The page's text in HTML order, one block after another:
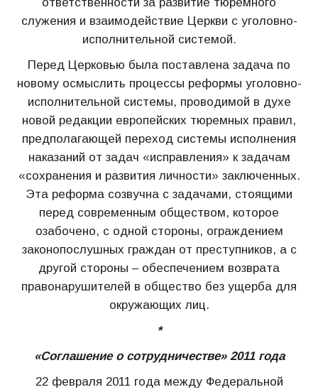
служения и взаимодействие Церкви с уголовно-
исполнительной системой.
Перед Церковью была поставлена задача по
новому осмыслить процессы реформы уголовно-
исполнительной системы, проводимой в духе
новой редакции европейских тюремных правил,
предполагающей переход системы исполнения
наказаний от задач «исправления» к задачам
«сохранения и развития личности» заключенных.
Эта реформа созвучна с задачами, стоящими
перед современным обществом, которое
озабочено, с одной стороны, ограждением
законопослушных граждан от преступников, а с
другой стороны – обеспечением возврата
правонарушителей в общество без ущерба для
окружающих лиц.
*
«Соглашение о сотрудничестве» 2011 года
22 февраля 2011 года между Федеральной